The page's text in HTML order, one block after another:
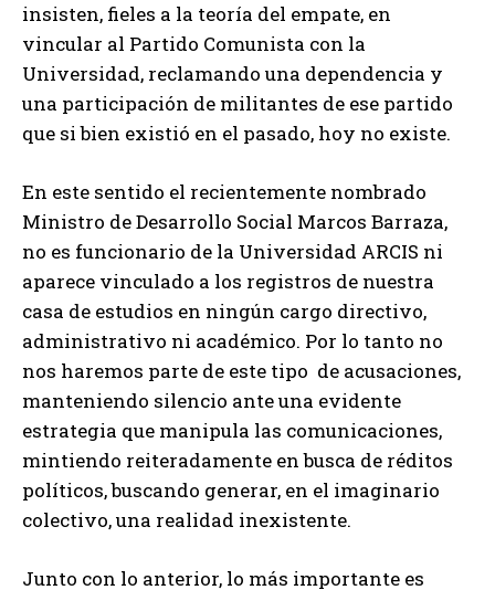
insisten, fieles a la teoría del empate, en
vincular al Partido Comunista con la
Universidad, reclamando una dependencia y
una participación de militantes de ese partido
que si bien existió en el pasado, hoy no existe.
En este sentido el recientemente nombrado
Ministro de Desarrollo Social Marcos Barraza,
no es funcionario de la Universidad ARCIS ni
aparece vinculado a los registros de nuestra
casa de estudios en ningún cargo directivo,
administrativo ni académico. Por lo tanto no
nos haremos parte de este tipo de acusaciones,
manteniendo silencio ante una evidente
estrategia que manipula las comunicaciones,
mintiendo reiteradamente en busca de réditos
políticos, buscando generar, en el imaginario
colectivo, una realidad inexistente.
Junto con lo anterior, lo más importante es